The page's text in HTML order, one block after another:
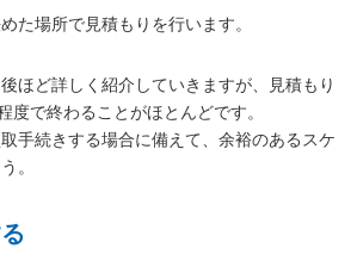
た場所で見積もりを行います。
ほど詳しく紹介していきますが、見積もり
度で終わることがほとんどです。
手続きする場合に備えて、余裕のあるスケ
。